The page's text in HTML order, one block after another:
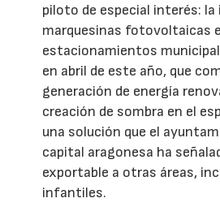
piloto de especial interés:
marquesinas fotovoltaicas
estacionamientos
en abril de este año, que
generación de energía
creación de sombra en el
una solución que el
capital aragonesa ha
exportable a otras áreas,
infantiles.